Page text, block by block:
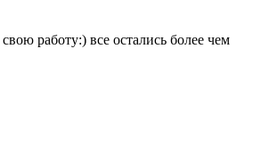
работу:) все остались более чем